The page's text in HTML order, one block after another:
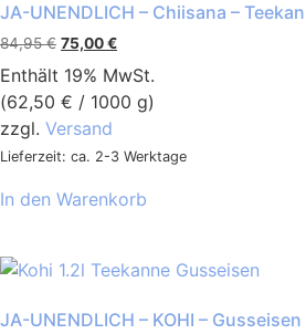
JA-UNENDLICH – Chiisana –
84,95€ 75,00€
Enthält 19% MwSt.
(62,50 € / 1000 g)
zzgl. Versand
Lieferzeit: ca. 2-3 Werktage
In den Warenkorb
JA-UNENDLICH – KOHI –